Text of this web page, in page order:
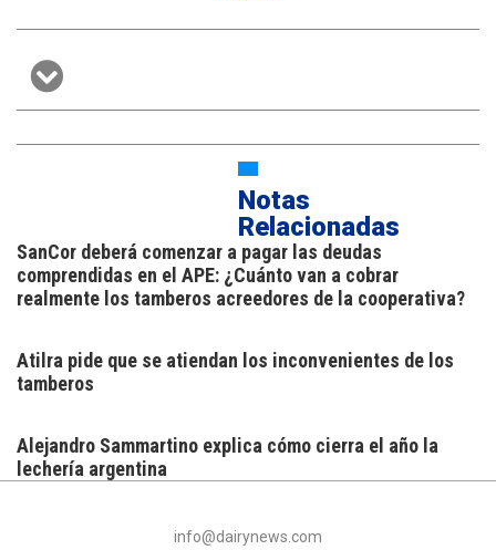
Notas
Relacionadas
SanCor deberá comenzar a pagar las deudas
comprendidas en el APE: ¿Cuánto van a cobrar
realmente los tamberos acreedores de la cooperativa?
Atilra pide que se atiendan los inconvenientes de los
tamberos
Alejandro Sammartino explica cómo cierra el año la
lechería argentina
info@dairynews.com